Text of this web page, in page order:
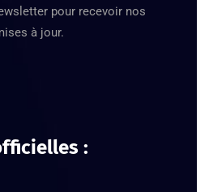
pour recevoir nos
à jour.
: